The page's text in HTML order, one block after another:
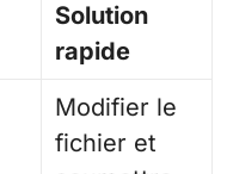
Solution
rapide
Modifier le
fichier et